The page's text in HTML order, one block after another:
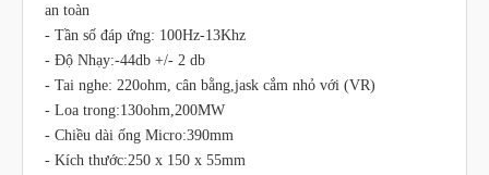
an toàn
- Tần số đáp ứng: 100Hz-13Khz
- Độ Nhạy:-44db +/- 2 db
- Tai nghe: 220ohm, cân bằng,jask cắm nhỏ với (VR)
- Loa trong:130ohm,200MW
- Chiều dài ống Micro:390mm
- Kích thước:250 x 150 x 55mm